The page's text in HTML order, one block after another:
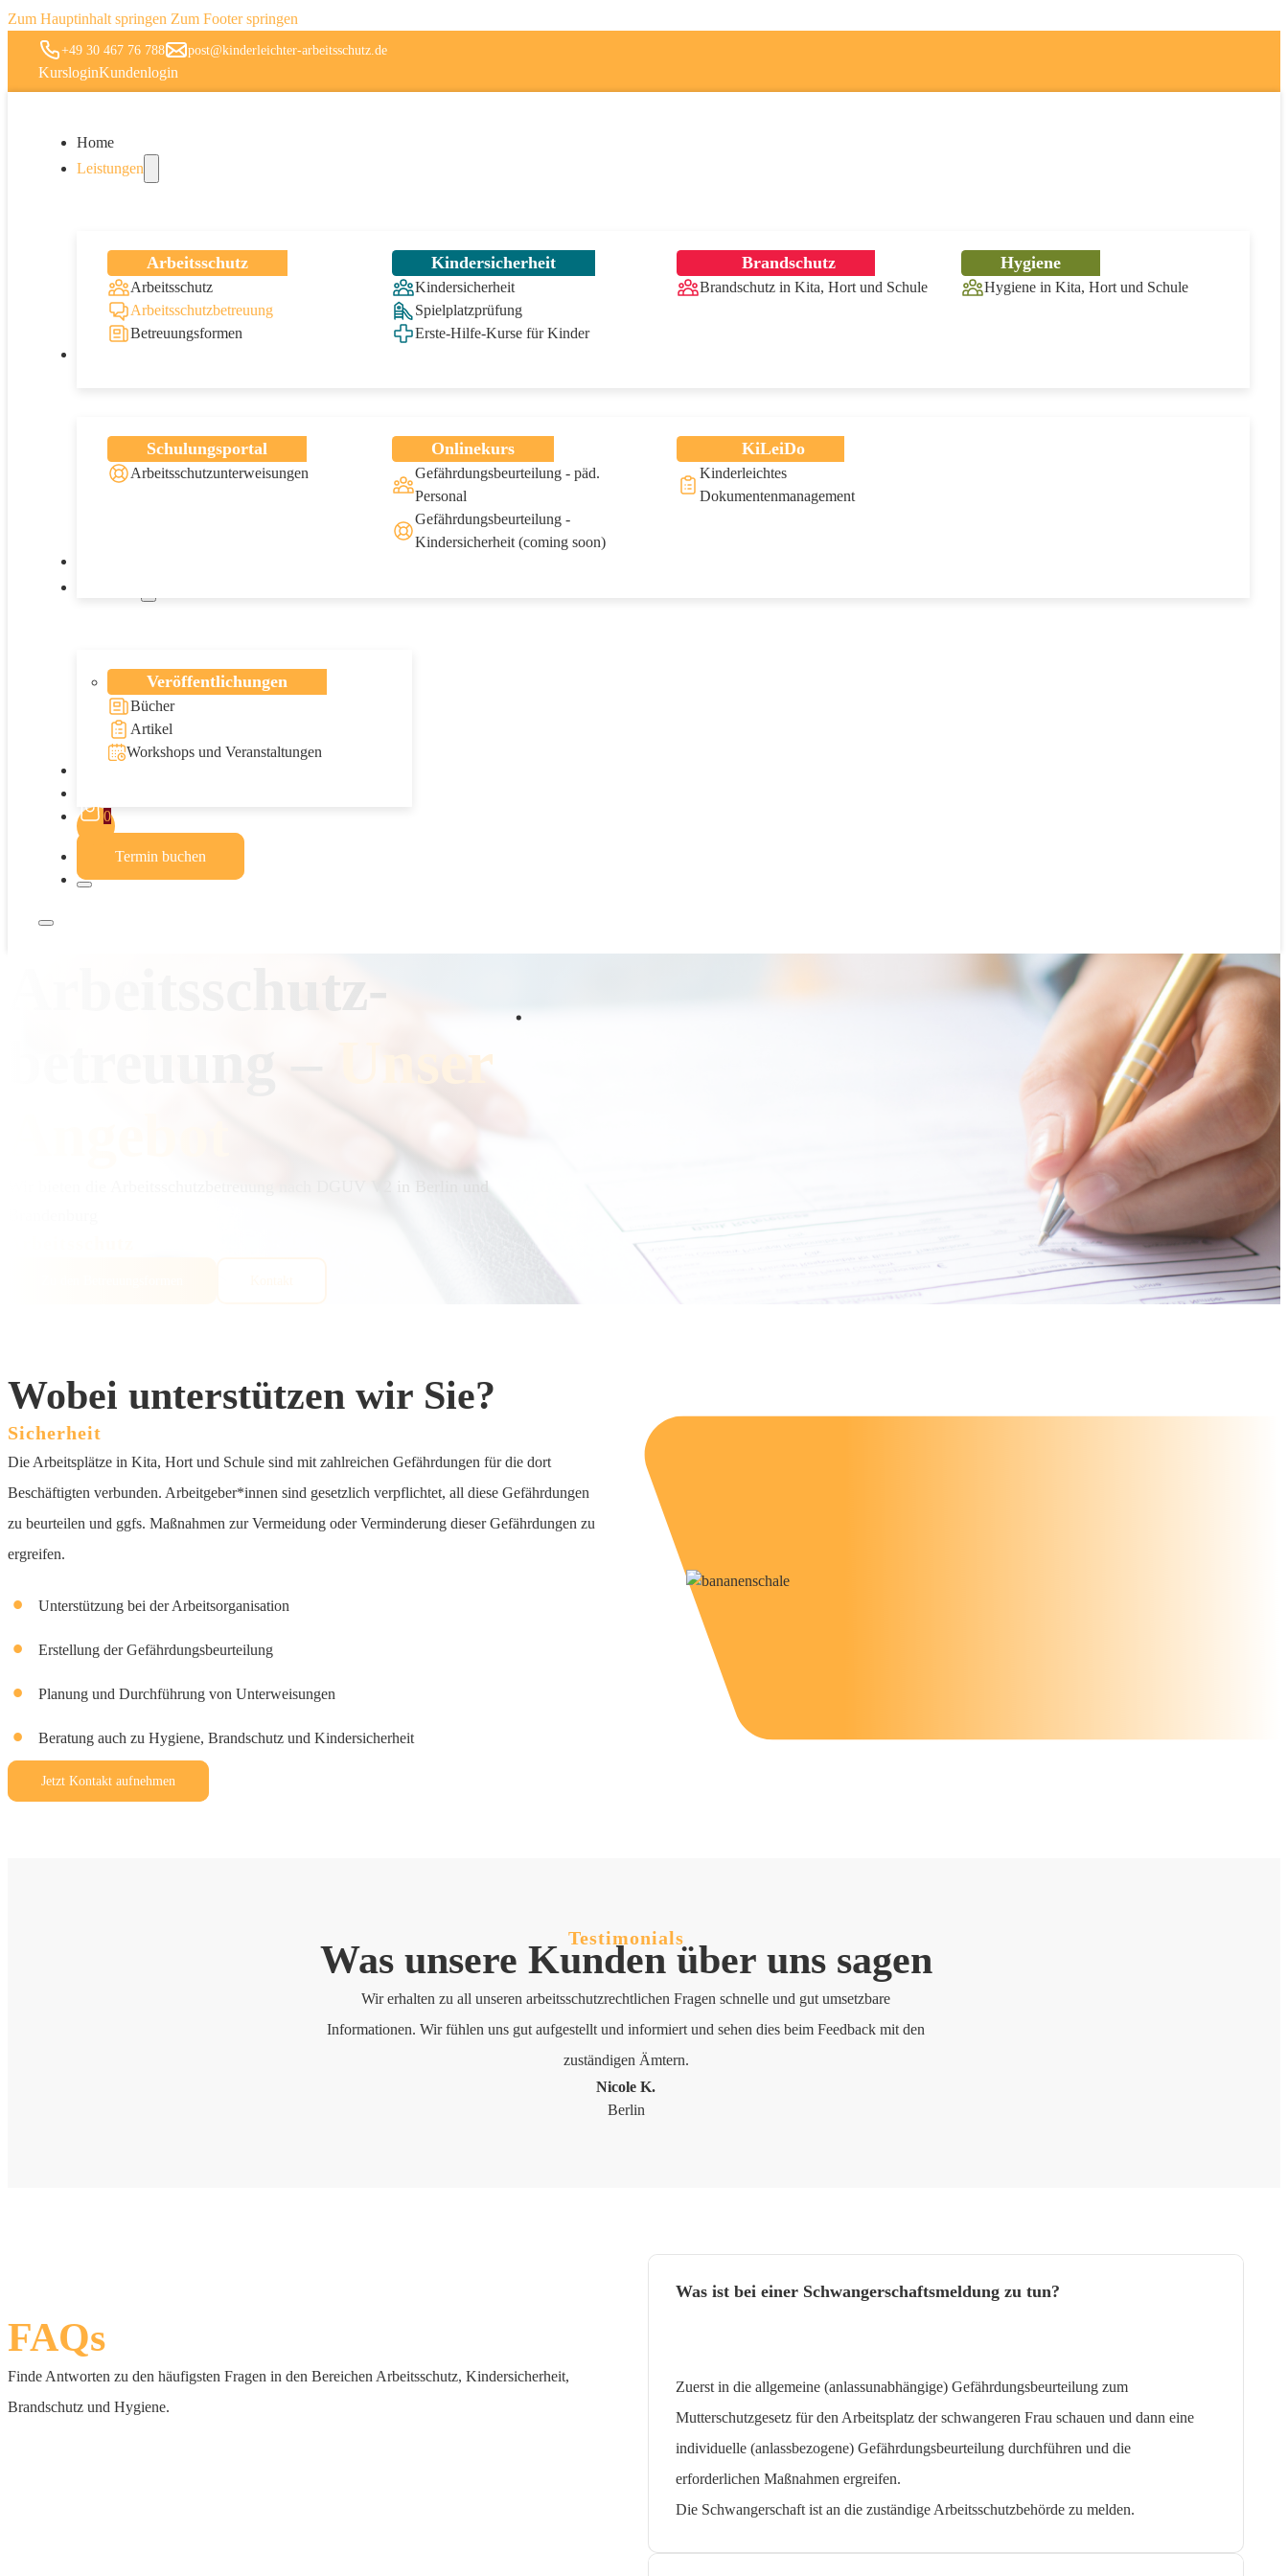
Zum Hauptinhalt springen Zum Footer springen
+49 30 467 76 788 post@kinderleichter-arbeitsschutz.de
KursloginKundenlogin
Home
Leistungen
Arbeitsschutz
Arbeitsschutz
Arbeitsschutzbetreuung
Betreuungsformen
Kindersicherheit
Kindersicherheit
Spielplatzprüfung
Erste-Hilfe-Kurse für Kinder
Brandschutz
Brandschutz in Kita, Hort und Schule
Hygiene
Hygiene in Kita, Hort und Schule
Schulungsportal
Arbeitsschutzunterweisungen
Onlinekurs
Gefährdungsbeurteilung - päd.
Personal
Gefährdungsbeurteilung -
Kindersicherheit (coming soon)
KiLeiDo
Kinderleichtes
Dokumentenmanagement
Veröffentlichungen
Bücher
Artikel
Workshops und Veranstaltungen
0
Termin buchen
Arbeitsschutz­
Unser
Wir bieten die Arbeitsschutzbetreuung nach DGUV V2 in Berlin und
Wobei unterstützen wir Sie?
Sicherheit
Die Arbeitsplätze in Kita, Hort und Schule sind mit zahlreichen Gefährdungen für die dort
Beschäftigten verbunden. Arbeitgeber*innen sind gesetzlich verpflichtet, all diese Gefährdungen
zu beurteilen und ggfs. Maßnahmen zur Vermeidung oder Verminderung dieser Gefährdungen zu
ergreifen.
Unterstützung bei der Arbeitsorganisation
Erstellung der Gefährdungsbeurteilung
Planung und Durchführung von Unterweisungen
Beratung auch zu Hygiene, Brandschutz und Kindersicherheit
Jetzt Kontakt aufnehmen
Was unsere Kunden über uns sagen
Wir erhalten zu all unseren arbeitsschutzrechtlichen Fragen schnelle und gut umsetzbare
Informationen. Wir fühlen uns gut aufgestellt und informiert und sehen dies beim Feedback mit den
zuständigen Ämtern.
Nicole K.
Berlin
Testimonials
FAQs
Finde Antworten zu den häufigsten Fragen in den Bereichen Arbeitsschutz, Kindersicherheit,
Brandschutz und Hygiene.
Was ist bei einer Schwangerschaftsmeldung zu tun?
Zuerst in die allgemeine (anlassunabhängige) Gefährdungsbeurteilung zum
Mutterschutzgesetz für den Arbeitsplatz der schwangeren Frau schauen und dann eine
individuelle (anlassbezogene) Gefährdungsbeurteilung durchführen und die
erforderlichen Maßnahmen ergreifen.
Die Schwangerschaft ist an die zuständige Arbeitsschutzbehörde zu melden.